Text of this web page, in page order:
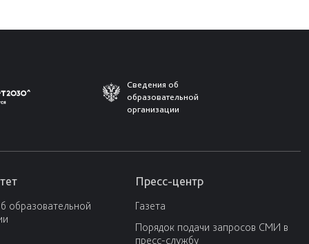
Сведения об
образовательной
организации
образовательной
Пресс-центр
Газета
Порядок подачи запросов СМИ в
пресс-службу